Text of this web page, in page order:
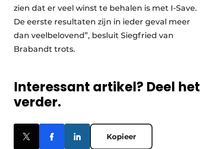
zien dat er veel winst te behalen is met I-Save.
De eerste resultaten zijn in ieder geval meer
dan veelbelovend”, besluit Siegfried van
Brabandt trots.
Interessant artikel? Deel het
verder.
Kopieer